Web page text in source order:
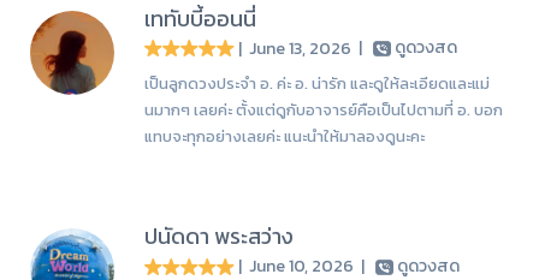
เททับบี้ออนนี่
| June 13, 2026 | ดูดวงสด
เป็นลูกดวงประจำ อ. ค่ะ อ. น่ารัก และดูให้ละเอียดและแม่
นมากๆ เลยค่ะ ตั้งแต่ดูกับอาจารย์คือเป็นไปตามที่ อ. บอก
แทบจะทุกอย่างเลยค่ะ แนะนำให้มาลองดูนะคะ
ปนัดดา พระสว่าง
| June 10, 2026 | ดูดวงสด